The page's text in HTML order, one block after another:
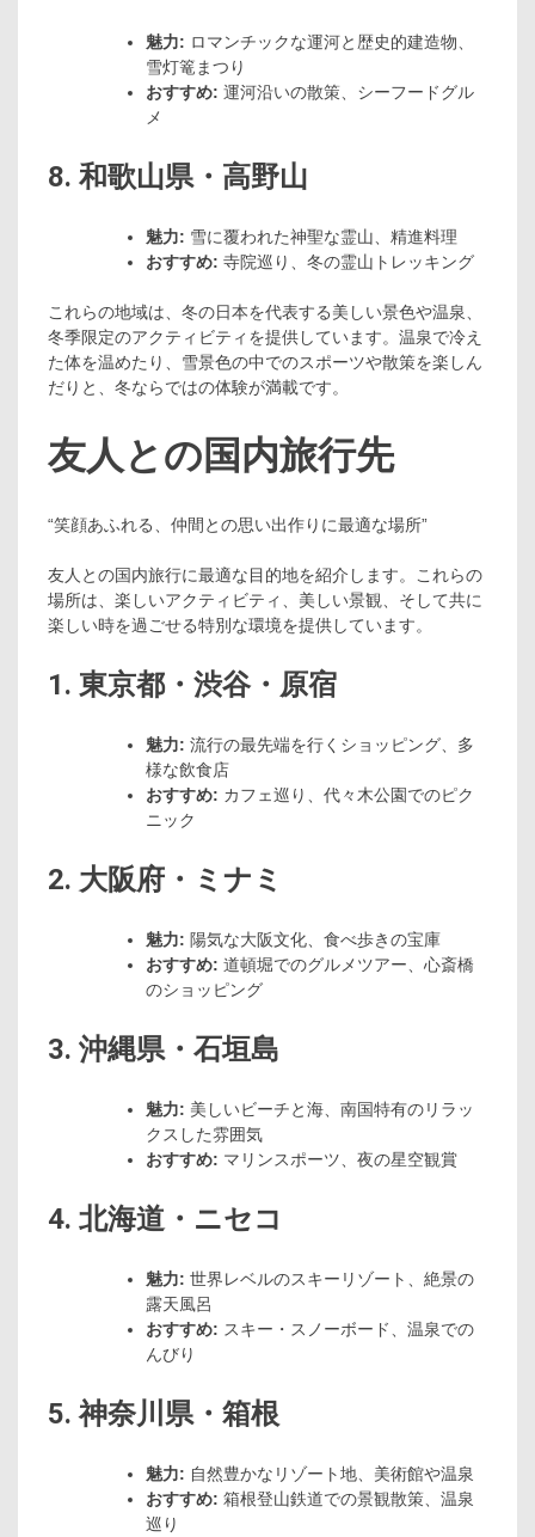
魅力: ロマンチックな運河と歴史的建造物、
雪灯篭まつり
おすすめ: 運河沿いの散策、シーフードグル
メ
8. 和歌山県・高野山
魅力: 雪に覆われた神聖な霊山、精進料理
おすすめ: 寺院巡り、冬の霊山トレッキング
これらの地域は、冬の日本を代表する美しい景色や温泉、
冬季限定のアクティビティを提供しています。温泉で冷え
た体を温めたり、雪景色の中でのスポーツや散策を楽しん
だりと、冬ならではの体験が満載です。
友人との国内旅行先
“笑顔あふれる、仲間との思い出作りに最適な場所”
友人との国内旅行に最適な目的地を紹介します。これらの
場所は、楽しいアクティビティ、美しい景観、そして共に
楽しい時を過ごせる特別な環境を提供しています。
1. 東京都・渋谷・原宿
魅力: 流行の最先端を行くショッピング、多
様な飲食店
おすすめ: カフェ巡り、代々木公園でのピク
ニック
2. 大阪府・ミナミ
魅力: 陽気な大阪文化、食べ歩きの宝庫
おすすめ: 道頓堀でのグルメツアー、心斎橋
のショッピング
3. 沖縄県・石垣島
魅力: 美しいビーチと海、南国特有のリラッ
クスした雰囲気
おすすめ: マリンスポーツ、夜の星空観賞
4. 北海道・ニセコ
魅力: 世界レベルのスキーリゾート、絶景の
露天風呂
おすすめ: スキー・スノーボード、温泉での
んびり
5. 神奈川県・箱根
魅力: 自然豊かなリゾート地、美術館や温泉
おすすめ: 箱根登山鉄道での景観散策、温泉
巡り